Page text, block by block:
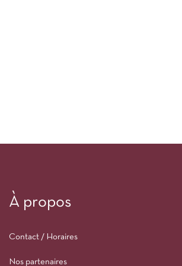
À propos
Contact / Horaires
Nos partenaires